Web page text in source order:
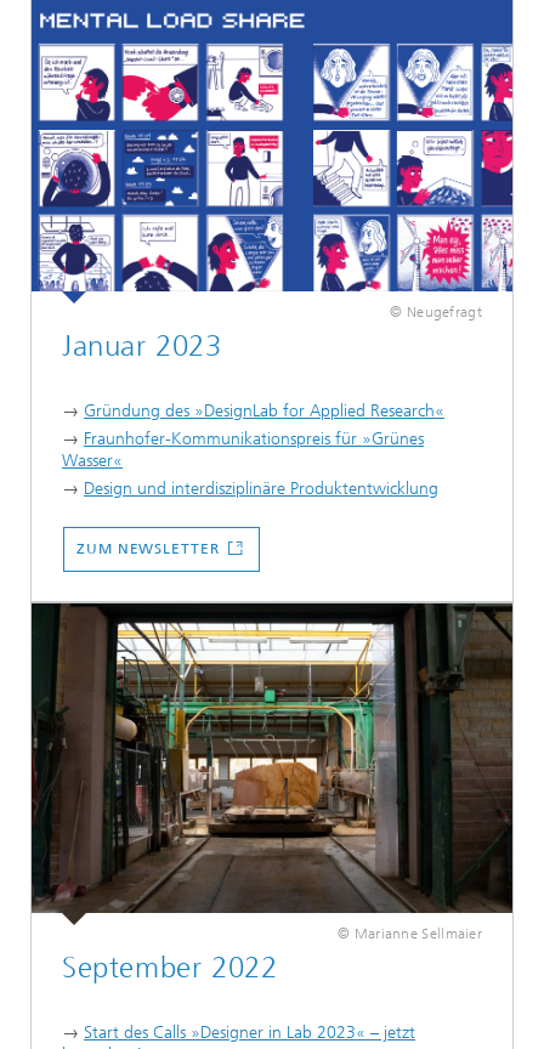
© Neugefragt
Januar 2023
→ Gründung des »DesignLab for Applied Research«
→ Fraunhofer-Kommunikationspreis für »Grünes
Wasser«
→ Design und interdisziplinäre Produktentwicklung
ZUM NEWSLETTER
© Marianne Sellmaier
September 2022
→ Start des Calls »Designer in Lab 2023« – jetzt